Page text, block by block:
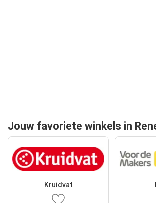
Jouw favoriete winkels in
Kruidvat